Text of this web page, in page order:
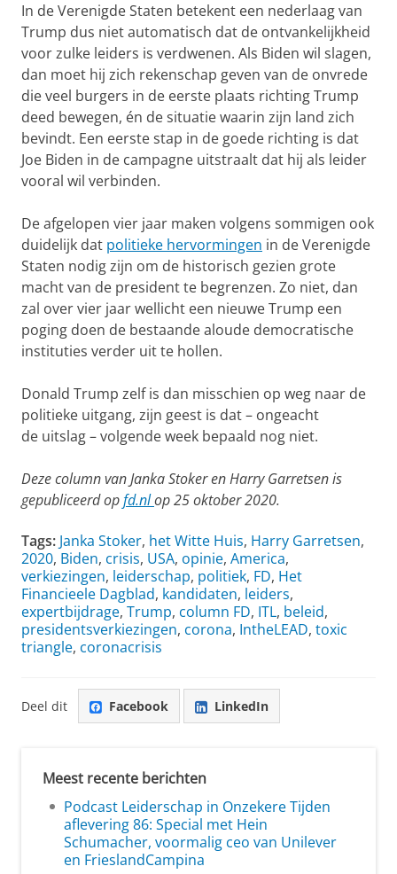
In de Verenigde Staten betekent een nederlaag van
Trump dus niet automatisch dat de ontvankelijkheid
voor zulke leiders is verdwenen. Als Biden wil slagen,
dan moet hij zich rekenschap geven van de onvrede
die veel burgers in de eerste plaats richting Trump
deed bewegen, én de situatie waarin zijn land zich
bevindt. Een eerste stap in de goede richting is dat
Joe Biden in de campagne uitstraalt dat hij als leider
vooral wil verbinden.
De afgelopen vier jaar maken volgens sommigen ook
duidelijk dat politieke hervormingen in de Verenigde
Staten nodig zijn om de historisch gezien grote
machtvan de president te begrenzen. Zo niet, dan
zal over vier jaar wellicht een nieuwe Trump een
poging doen de bestaande aloude democratische
instituties verder uit te hollen.
Donald Trump zelf is dan misschien op weg naar de
politieke uitgang, zijn geest is dat – ongeacht
de uitslag – volgende week bepaald nog niet.
Deze column van Janka Stoker en Harry Garretsen is
gepubliceerd opfd.nlop 25 oktober 2020.
Tags: Janka Stoker, het Witte Huis, Harry Garretsen,
2020, Biden, crisis, USA, opinie, America,
verkiezingen, leiderschap, politiek, FD, Het
Financieele Dagblad, kandidaten, leiders,
expertbijdrage, Trump, column FD, ITL, beleid,
presidentsverkiezingen, corona, IntheLEAD, toxic
triangle, coronacrisis
Deel dit Facebook LinkedIn
Meest recente berichten
Podcast Leiderschap in Onzekere Tijden
aflevering 86: Special met Hein
Schumacher, voormalig ceo van Unilever
en FrieslandCampina